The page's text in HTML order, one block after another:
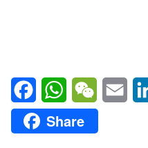
FacebookWhatsAppWeChatEmail
Share